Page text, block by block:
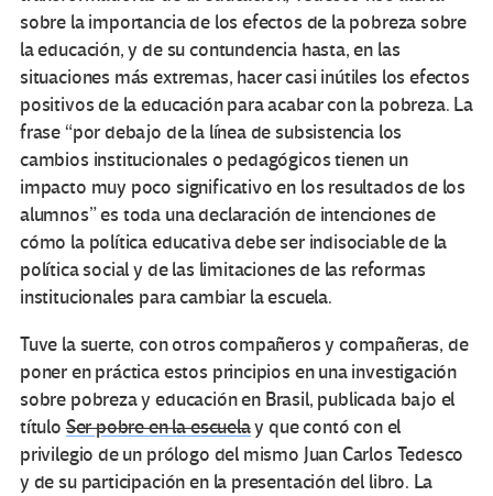
sobre la importancia de los efectos de la pobreza sobre
la educación, y de su contundencia hasta, en las
situaciones más extremas, hacer casi inútiles los efectos
positivos de la educación para acabar con la pobreza. La
frase “por debajo de la línea de subsistencia los
cambios institucionales o pedagógicos tienen un
impacto muy poco significativo en los resultados de los
alumnos” es toda una declaración de intenciones de
cómo la política educativa debe ser indisociable de la
política social y de las limitaciones de las reformas
institucionales para cambiar la escuela.
Tuve la suerte, con otros compañeros y compañeras, de
poner en práctica estos principios en una investigación
sobre pobreza y educación en Brasil, publicada bajo el
títuloSer pobre en la escuelay que contó con el
privilegio de un prólogo del mismo Juan Carlos Tedesco
y de su participación en la presentación del libro. La